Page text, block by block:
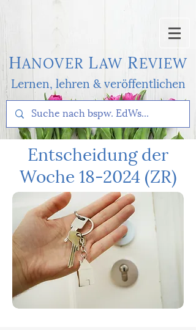
HANOVER LAWREVIEW
Lernen, lehren & veröffentlichen
Entscheidung der
Woche 18-2024 (ZR)